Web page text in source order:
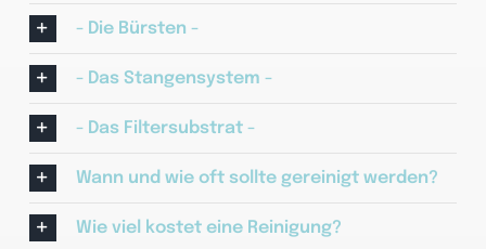
- Die Bürsten -
- Das Stangensystem -
- Das Filtersubstrat -
Wann und wie oft sollte gereinigt werden?
Wie viel kostet eine Reinigung?